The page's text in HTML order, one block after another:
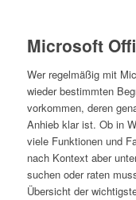
Microsoft
Wer regelmäßig mit
wieder bestimmten
vorkommen, deren
Anhieb klar ist. Ob in
viele Funktionen und
nach Kontext aber
suchen oder raten
Übersicht der